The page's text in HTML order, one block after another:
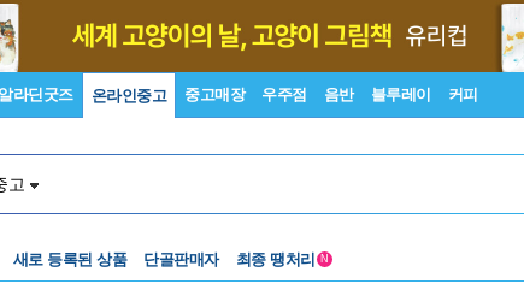
라딘굿즈 온라인중고 중고매장 우주점 음반 블루레이 커피
고
새로 등록된 상품 단골판매자 최종 땡처리 N